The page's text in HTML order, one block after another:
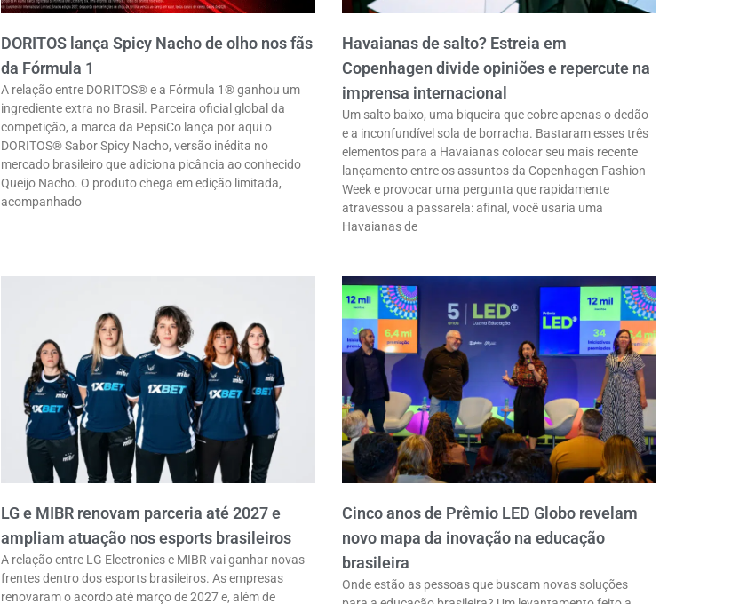
DORITOS lança Spicy Nacho de olho nos fãs
da Fórmula 1
A relação entre DORITOS® e a Fórmula 1® ganhou um
ingrediente extra no Brasil. Parceira oficial global da
competição, a marca da PepsiCo lança por aqui o
DORITOS® Sabor Spicy Nacho, versão inédita no
mercado brasileiro que adiciona picância ao conhecido
Queijo Nacho. O produto chega em edição limitada,
acompanhado
Havaianas de salto? Estreia em
Copenhagen divide opiniões e repercute na
imprensa internacional
Um salto baixo, uma biqueira que cobre apenas o dedão
e a inconfundível sola de borracha. Bastaram esses três
elementos para a Havaianas colocar seu mais recente
lançamento entre os assuntos da Copenhagen Fashion
Week e provocar uma pergunta que rapidamente
atravessou a passarela: afinal, você usaria uma
Havaianas de
LG e MIBR renovam parceria até 2027 e
ampliam atuação nos esports brasileiros
A relação entre LG Electronics e MIBR vai ganhar novas
frentes dentro dos esports brasileiros. As empresas
renovaram o acordo até março de 2027 e, além de
Cinco anos de Prêmio LED Globo revelam
novo mapa da inovação na educação
brasileira
Onde estão as pessoas que buscam novas soluções